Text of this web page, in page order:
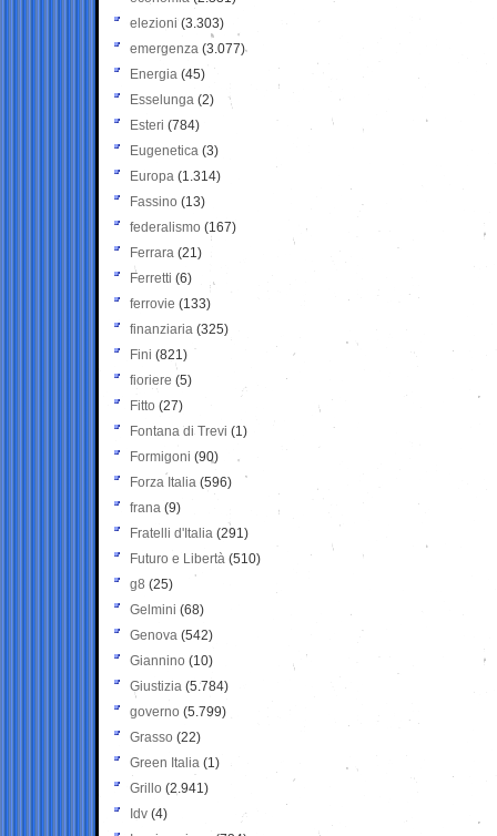
elezioni (3.303)
emergenza (3.077)
Energia (45)
Esselunga (2)
Esteri (784)
Eugenetica (3)
Europa (1.314)
Fassino (13)
federalismo (167)
Ferrara (21)
Ferretti (6)
ferrovie (133)
finanziaria (325)
Fini (821)
fioriere (5)
Fitto (27)
Fontana di Trevi (1)
Formigoni (90)
Forza Italia (596)
frana (9)
Fratelli d'Italia (291)
Futuro e Libertà (510)
g8 (25)
Gelmini (68)
Genova (542)
Giannino (10)
Giustizia (5.784)
governo (5.799)
Grasso (22)
Green Italia (1)
Grillo (2.941)
Idv (4)